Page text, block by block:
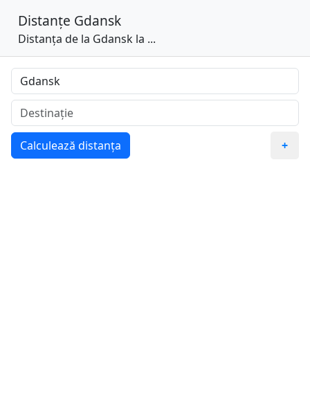
Distanțe Gdansk
Distanța de la Gdansk la ...
Calculează distanța +